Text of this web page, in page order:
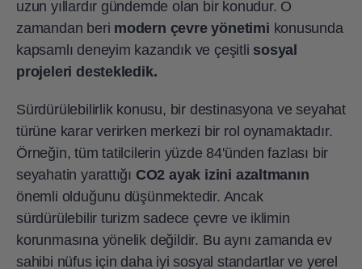
uzun yıllardır gündemde olan bir konudur. O
zamandan beri modern çevre yönetimi konusunda
kapsamlı deneyim kazandık ve çeşitli sosyal
projeleri destekledik.
Sürdürülebilirlik konusu, bir destinasyona ve seyahat
türüne karar verirken merkezi bir rol oynamaktadır.
Örneğin, tüm tatilcilerin yüzde 84'ünden fazlası bir
seyahatin yarattığı CO2 ayak izini azaltmanın
önemli olduğunu düşünmektedir. Ancak
sürdürülebilir turizm sadece çevre ve iklimin
korunmasına yönelik değildir. Bu aynı zamanda ev
sahibi nüfus için daha iyi sosyal standartlar ve yerel